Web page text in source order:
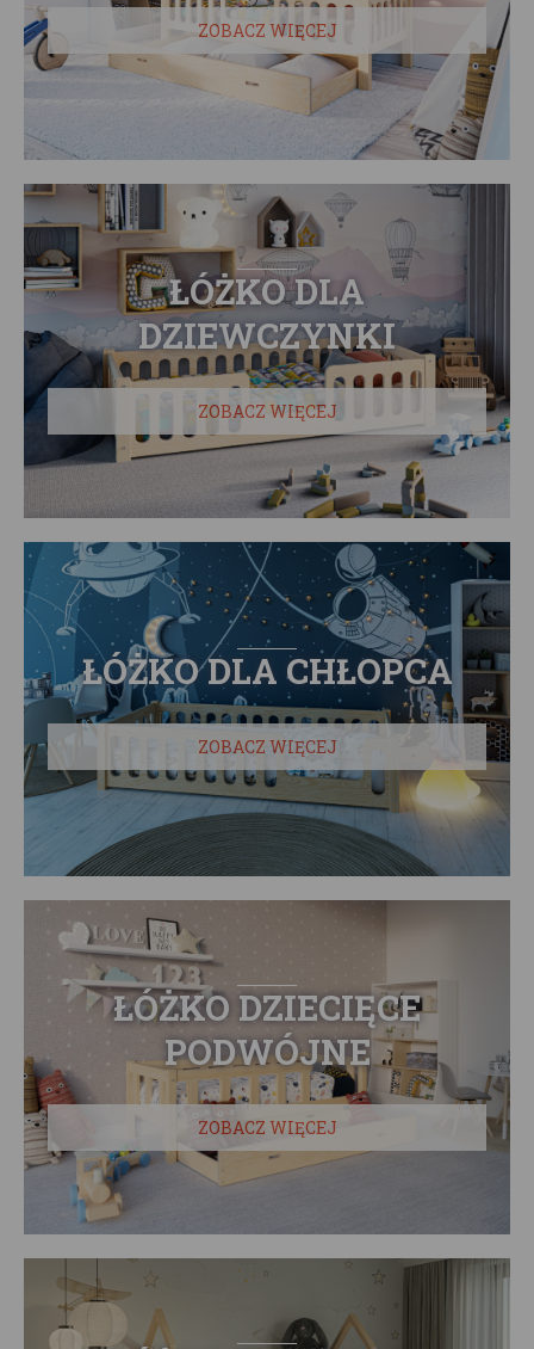
ZOBACZ WIĘCEJ
ŁÓŻKO DLA
DZIEWCZYNKI
ZOBACZ WIĘCEJ
ŁÓŻKO DLA CHŁOPCA
ZOBACZ WIĘCEJ
ŁÓŻKO DZIECIĘCE
PODWÓJNE
ZOBACZ WIĘCEJ